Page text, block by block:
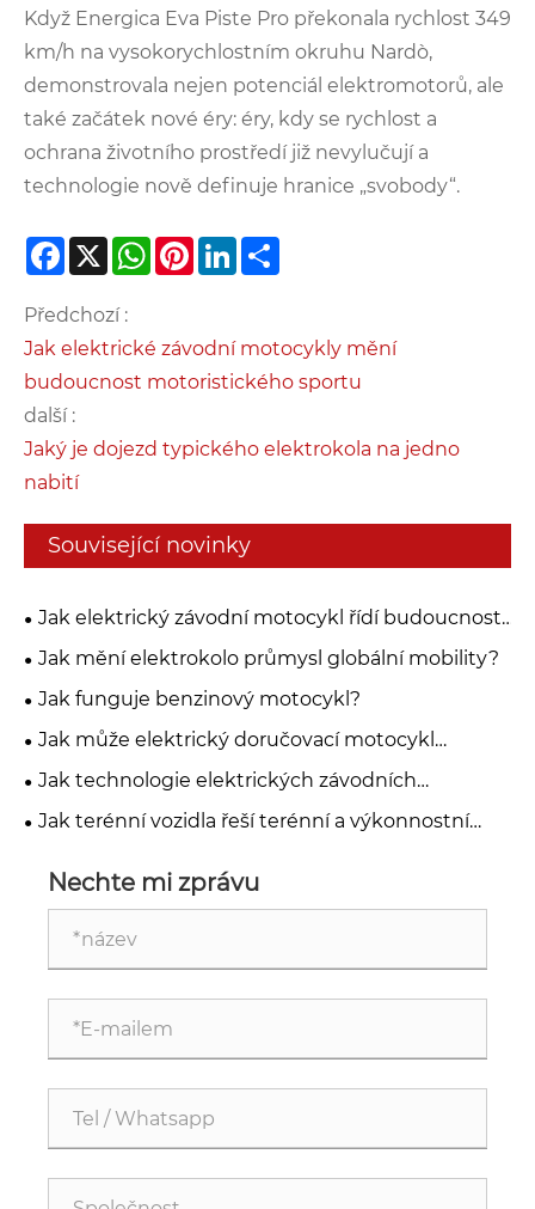
Když Energica Eva Piste Pro překonala rychlost 349
km/h na vysokorychlostním okruhu Nardò,
demonstrovala nejen potenciál elektromotorů, ale
také začátek nové éry: éry, kdy se rychlost a
ochrana životního prostředí již nevylučují a
technologie nově definuje hranice „svobody“.
Facebook
X WhatsApp
PinterestLinkedIn
Předchozí :
Jak elektrické závodní motocykly mění
budoucnost motoristického sportu
další :
Jaký je dojezd typického elektrokola na jedno
nabití
Související novinky
Jak elektrický závodní motocykl řídí budoucnost
výkonnostní mobility?
Jak mění elektrokolo průmysl globální mobility?
Jak funguje benzinový motocykl?
Jak může elektrický doručovací motocykl
transformovat městskou logistiku?
Jak technologie elektrických závodních
motocyklů transformuje vysokorychlostní výkon?
Jak terénní vozidla řeší terénní a výkonnostní
Nechte mi zprávu